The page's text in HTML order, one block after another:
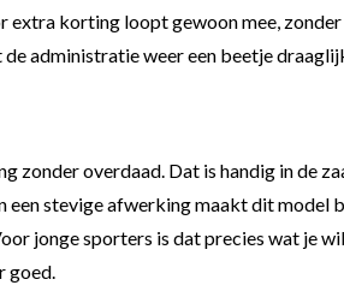
korting loopt gewoon mee,
de administratie weer een beetje
overdaad. Dat is handig in de
stevige afwerking maakt dit
jonge sporters is dat precies wat je
goed.